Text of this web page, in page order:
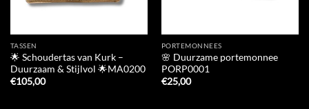
TASSEN
🌟 Schoudertas van Kurk –
Duurzaam & Stijlvol 🌟MA0200
€105,00
PORTEMONNEES
🌸 Duurzame portemonnee
PORP0001
€25,00